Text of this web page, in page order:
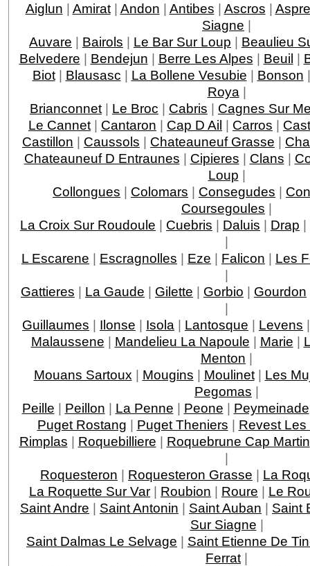
Aiglun | Amirat| Andon | Antibes | Ascros |
Siagne |
Auvare | Bairols | Le Bar Sur Loup | Beaulieu
Belvedere | Bendejun | Berre Les Alpes | Beuil |
Biot| Blausasc | La Bollene Vesubie | Bonson
Roya |
Brianconnet | Le Broc | Cabris | Cagnes Sur
Le Cannet | Cantaron | Cap D Ail | Carros |
Castillon | Caussols | Chateauneuf Grasse |
Chateauneuf D Entraunes | Cipieres | Clans |
Loup |
Collongues | Colomars | Consegudes |
Coursegoules |
La Croix Sur Roudoule | Cuebris | Daluis | Drap |
|
L Escarene | Escragnolles | Eze | Falicon | Les
|
Gattieres | La Gaude | Gilette | Gorbio | Gourdon
|
Guillaumes | Ilonse | Isola | Lantosque | Levens
Malaussene | Mandelieu La Napoule | Marie |
Menton |
Mouans Sartoux | Mougins | Moulinet| Les
Pegomas |
Peille | Peillon | La Penne | Peone | Peymeinade
Puget Rostang | Puget Theniers | Revest
Rimplas | Roquebilliere | Roquebrune Cap Martin
|
Roquesteron | Roquesteron Grasse | La
La Roquette Sur Var | Roubion | Roure | Le
Saint Andre | Saint Antonin | Saint Auban | Saint
Sur Siagne |
Saint Dalmas Le Selvage | Saint Etienne De
Ferrat |